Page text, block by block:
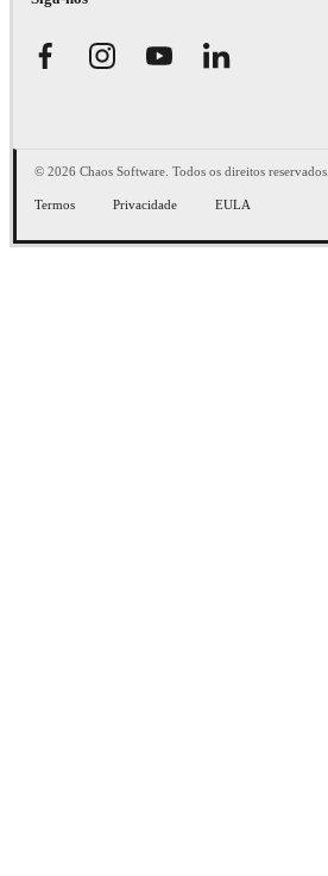
© 2026 Chaos Software. Todos os direitos reservados.
Termos Privacidade EULA